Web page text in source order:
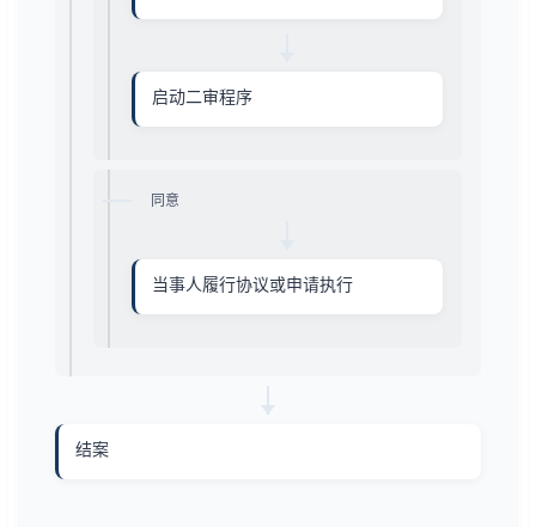
启动二审程序
同意
当事人履行协议或申请执行
结案